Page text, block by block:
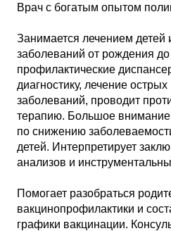
Врач с богатым опытом
Занимается лечением детей
заболеваний от рождения
профилактические
диагностику, лечение
заболеваний, проводит
терапию. Большое внимание
по снижению
детей. Интерпретирует
анализов и
Помогает разобраться
вакцинопрофилактики и
графики вакцинации.